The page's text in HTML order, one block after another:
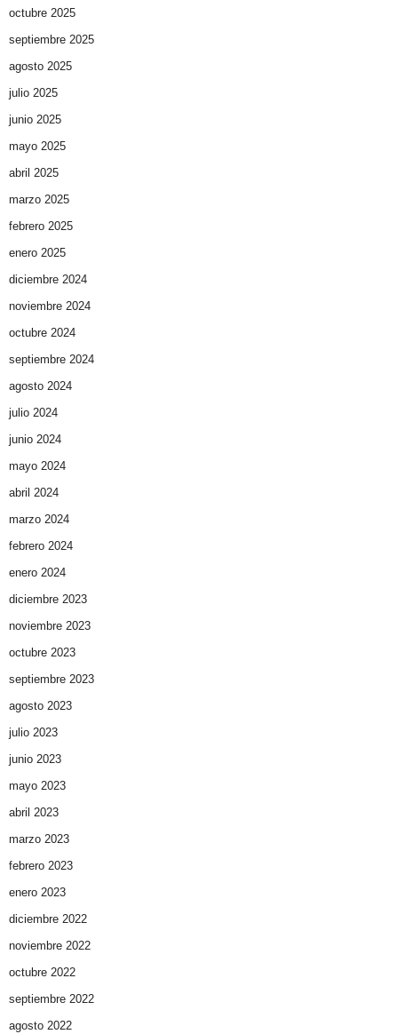
octubre 2025
septiembre 2025
agosto 2025
julio 2025
junio 2025
mayo 2025
abril 2025
marzo 2025
febrero 2025
enero 2025
diciembre 2024
noviembre 2024
octubre 2024
septiembre 2024
agosto 2024
julio 2024
junio 2024
mayo 2024
abril 2024
marzo 2024
febrero 2024
enero 2024
diciembre 2023
noviembre 2023
octubre 2023
septiembre 2023
agosto 2023
julio 2023
junio 2023
mayo 2023
abril 2023
marzo 2023
febrero 2023
enero 2023
diciembre 2022
noviembre 2022
octubre 2022
septiembre 2022
agosto 2022